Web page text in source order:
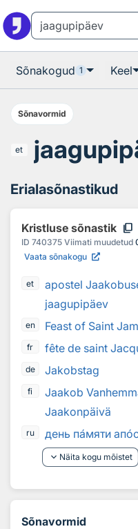
Sõnakogud 1 Keel
Sõnavormid
et
Erialasõnastikud
Kristluse sõnastik content_copy
ID 740375 Viimati muudetud
Vaata sõnakogu
et apostel
jaagupipäev
en Feast of Saint
fr fête de saint
de Jakobstag
fi
Jaakob
Jaakonpäivä
ru день памяти апо
keyboard_arrow_down Näita kogu mõistet
Sõnavormid